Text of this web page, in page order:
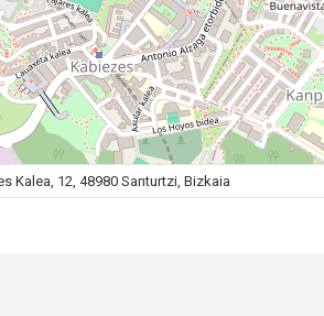
Kalea, 12, 48980 Santurtzi, Bizkaia